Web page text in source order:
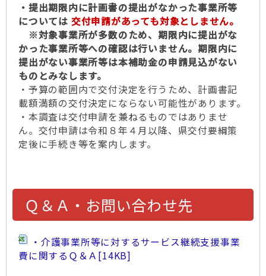
・提出期限内に計画書の提出がなかった事業所等
については 交付申請があっても対象としません。
※対象事業所が多数のため、期限内に提出がな
かった事業所等への確認は行いません。期限内に
提出がない事業所等は本補助金の申請見込がない
ものとみなします。
・予算の範囲内で交付決定を行うため、計画書記
載額満額の交付決定にならない可能性があります。
・本調査は交付申請を兼ねるものではありませ
ん。交付申請は令和８年４月以降、県交付要綱策
定後に手続き等を案内します。
Ｑ＆Ａ・お問い合わせ先
・介護事業所等に対するサービス継続支援事業
費に関するＱ＆Ａ [14KB]